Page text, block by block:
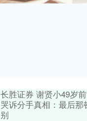
长胜证券 谢贤小49岁
哭诉分手真相：最后那
别